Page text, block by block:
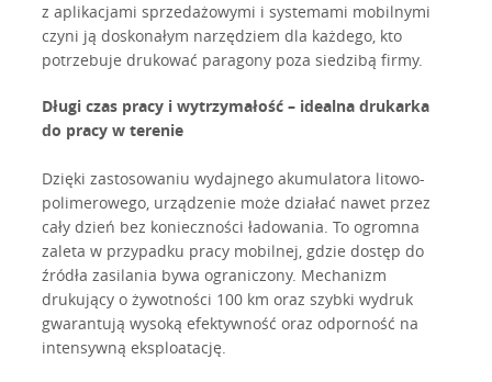
z aplikacjami sprzedażowymi i systemami mobilnymi
czyni ją doskonałym narzędziem dla każdego, kto
potrzebuje drukować paragony poza siedzibą firmy.
Długi czas pracy i wytrzymałość – idealna drukarka
do pracy w terenie
Dzięki zastosowaniu wydajnego akumulatora litowo-
polimerowego, urządzenie może działać nawet przez
cały dzień bez konieczności ładowania. To ogromna
zaleta w przypadku pracy mobilnej, gdzie dostęp do
źródła zasilania bywa ograniczony. Mechanizm
drukujący o żywotności 100 km oraz szybki wydruk
gwarantują wysoką efektywność oraz odporność na
intensywną eksploatację.